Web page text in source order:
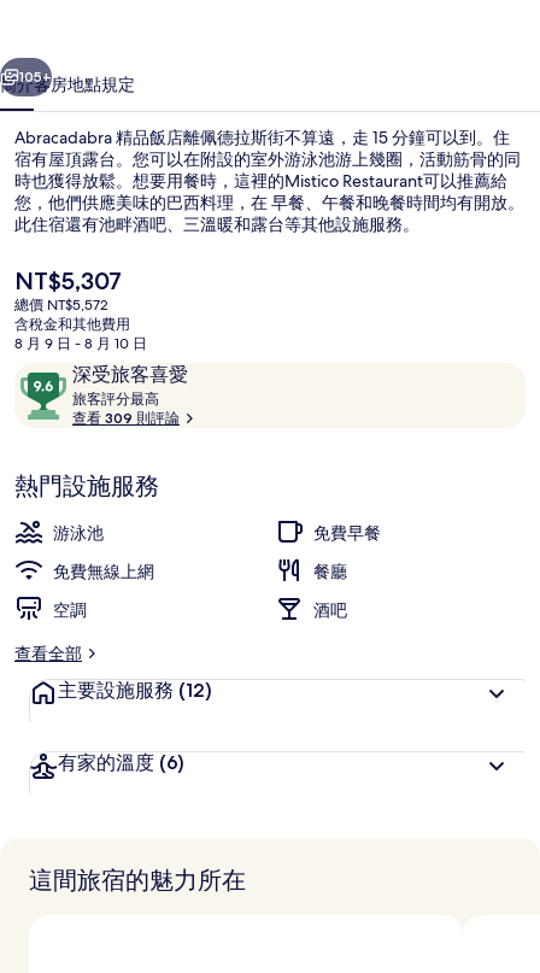
片
集
個 下一個
105+
簡介客房地點規定
Abracadabra 精品飯店離佩德拉斯街不算遠，走 15 分鐘可以到。住
宿有屋頂露台。您可以在附設的室外游泳池游上幾圈，活動筋骨的同
時也獲得放鬆。想要用餐時，這裡的Mistico Restaurant可以推薦給
您，他們供應美味的巴西料理，在 早餐、午餐和晚餐時間均有開放。
此住宿還有池畔酒吧、三溫暖和露台等其他設施服務。
目
前
的
價
是
NT$5,307
NT$5,307
總價 NT$5,572
含稅金和其他費用
8 月 9 日 - 8 月 10 日
評
論
深受旅客喜愛
9.6
分，
滿
10，
深
受
旅
客
喜
旅客評分最高
客
查看 309 則評論
熱門設施服務
游泳池
免費早餐
免費無線上網
餐廳
空調
酒吧
查看全部
主要設施服務 (12)
有家的溫度 (6)
這間旅宿的魅力所在